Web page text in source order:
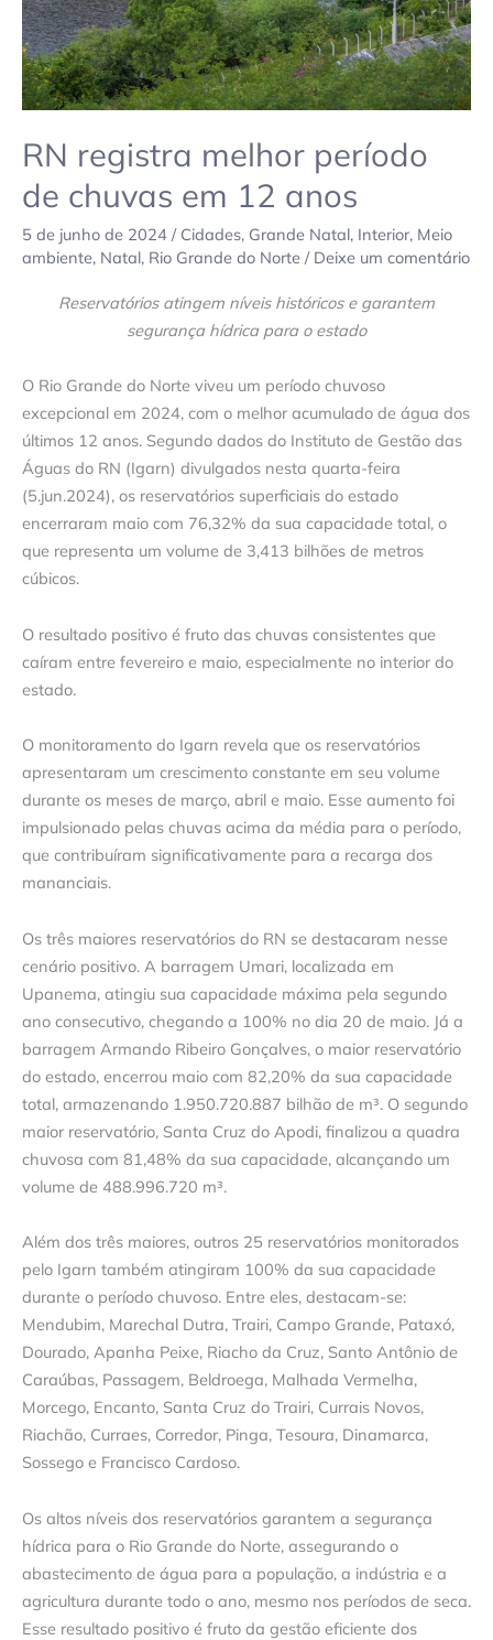
RN registra melhor período
de chuvas em 12 anos
5 de junho de 2024 / Cidades, Grande Natal, Interior, Meio
ambiente, Natal, Rio Grande do Norte / Deixe um comentário
Reservatórios atingem níveis históricos e garantem
segurança hídrica para o estado
O Rio Grande do Norte viveu um período chuvoso
excepcional em 2024, com o melhor acumulado de água dos
últimos 12 anos. Segundo dados do Instituto de Gestão das
Águas do RN (Igarn) divulgados nesta quarta-feira
(5.jun.2024), os reservatórios superficiais do estado
encerraram maio com 76,32% da sua capacidade total, o
que representa um volume de 3,413 bilhões de metros
cúbicos.
O resultado positivo é fruto das chuvas consistentes que
caíram entre fevereiro e maio, especialmente no interior do
estado.
O monitoramento do Igarn revela que os reservatórios
apresentaram um crescimento constante em seu volume
durante os meses de março, abril e maio. Esse aumento foi
impulsionado pelas chuvas acima da média para o período,
que contribuíram significativamente para a recarga dos
mananciais.
Os três maiores reservatórios do RN se destacaram nesse
cenário positivo. A barragem Umari, localizada em
Upanema, atingiu sua capacidade máxima pela segundo
ano consecutivo, chegando a 100% no dia 20 de maio. Já a
barragem Armando Ribeiro Gonçalves, o maior reservatório
do estado, encerrou maio com 82,20% da sua capacidade
total, armazenando 1.950.720.887 bilhão de m³. O segundo
maior reservatório, Santa Cruz do Apodi, finalizou a quadra
chuvosa com 81,48% da sua capacidade, alcançando um
volume de 488.996.720 m³.
Além dos três maiores, outros 25 reservatórios monitorados
pelo Igarn também atingiram 100% da sua capacidade
durante o período chuvoso. Entre eles, destacam-se:
Mendubim, Marechal Dutra, Trairi, Campo Grande, Pataxó,
Dourado, Apanha Peixe, Riacho da Cruz, Santo Antônio de
Caraúbas, Passagem, Beldroega, Malhada Vermelha,
Morcego, Encanto, Santa Cruz do Trairi, Currais Novos,
Riachão, Curraes, Corredor, Pinga, Tesoura, Dinamarca,
Sossego e Francisco Cardoso.
Os altos níveis dos reservatórios garantem a segurança
hídrica para o Rio Grande do Norte, assegurando o
abastecimento de água para a população, a indústria e a
agricultura durante todo o ano, mesmo nos períodos de seca.
Esse resultado positivo é fruto da gestão eficiente dos
anos